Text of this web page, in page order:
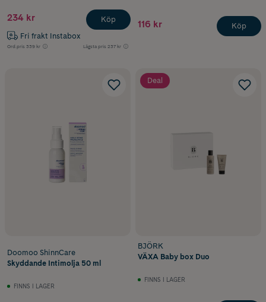
234 kr
Fri frakt Instabox
Ord.pris 339 kr Lägsta pris 237 kr
Köp 116 kr Köp
Doomoo ShinnCare
Skyddande Intimolja 50 ml
FINNS I LAGER
Deal
BJÖRK
VÄXA Baby box Duo
FINNS I LAGER